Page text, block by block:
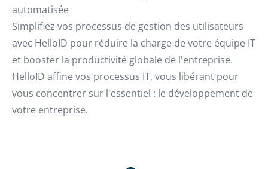
automatisée
Simplifiez vos processus de gestion des utilisateurs
avec HelloID pour réduire la charge de votre équipe IT
et booster la productivité globale de l'entreprise.
HelloID affine vos processus IT, vous libérant pour
vous concentrer sur l'essentiel : le développement de
votre entreprise.